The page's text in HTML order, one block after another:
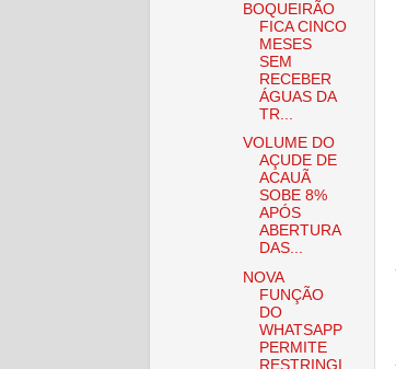
BOQUEIRÃO
FICA CINCO
MESES
SEM
RECEBER
ÁGUAS DA
TR...
VOLUME DO
AÇUDE DE
ACAUÃ
SOBE 8%
APÓS
ABERTURA
DAS...
NOVA
FUNÇÃO
DO
WHATSAPP
PERMITE
RESTRINGI